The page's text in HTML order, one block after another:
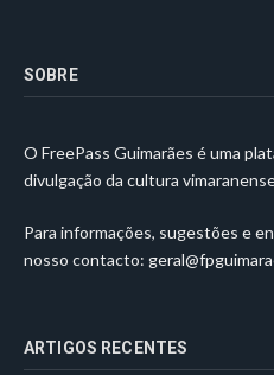
SOBRE
O FreePass Guimarães é uma
divulgação da cultura
Para informações, sugestões e
nosso contacto:
ARTIGOS RECENTES